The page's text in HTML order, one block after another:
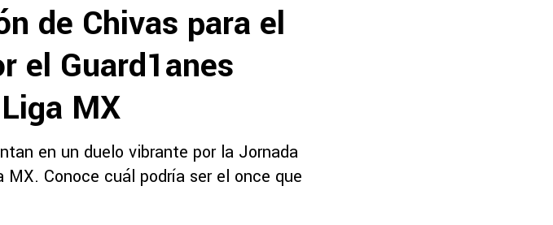
de Chivas para el
el Guard1anes
MX
en un duelo vibrante por la Jornada
MX. Conoce cuál podría ser el once que